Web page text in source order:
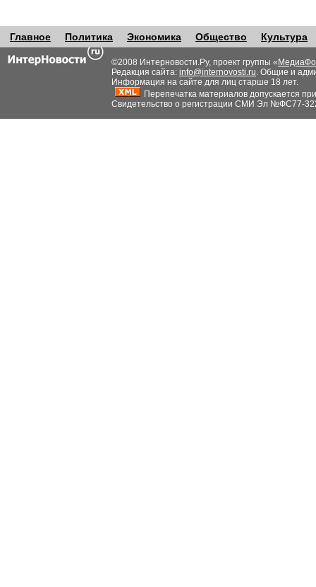
Главное Политика Экономика Общество Культура
©2008 Интерновости.Ру, проект группы «
Редакция сайта: info@internovosti.ru. Общие и
Информация на сайте для лиц старше 18 лет.
Перепечатка материалов допускается
Свидетельство о регистрации СМИ Эл №ФС77-